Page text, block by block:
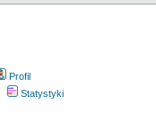
Profil
Statystyki